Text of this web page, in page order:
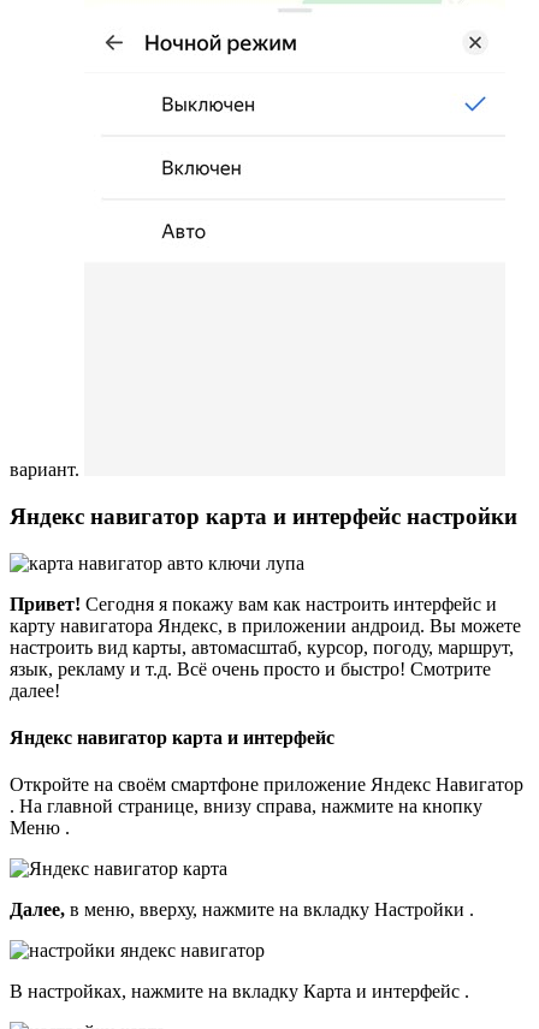
вариант.
Яндекс навигатор карта и интерфейс настройки
Привет! Сегодня я покажу вам как настроить интерфейс и
карту навигатора Яндекс, в приложении андроид. Вы можете
настроить вид карты, автомасштаб, курсор, погоду, маршрут,
язык, рекламу и т.д. Всё очень просто и быстро! Смотрите
далее!
Яндекс навигатор карта и интерфейс
Откройте на своём смартфоне приложение Яндекс Навигатор
. На главной странице, внизу справа, нажмите на кнопку
Меню .
Далее, в меню, вверху, нажмите на вкладку Настройки .
В настройках, нажмите на вкладку Карта и интерфейс .